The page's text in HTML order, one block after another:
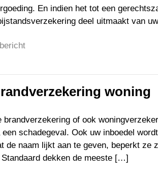
En indien het tot een
deel uitmaakt van
woning
brandverzekering of ook
een schadegeval. Ook uw inboedel
de naam lijkt aan te geven, beperkt ze
dekken de meeste […]